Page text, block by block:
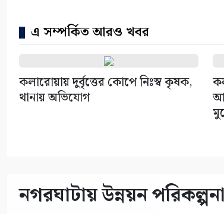
এ সম্পর্কিত আরও খবর
কলারোয়ায় দুর্বৃত্তের কোপে নিঃস্ব কৃষক,
থানায় অভিযোগ
নগরঘাটায় উন্নয়ন